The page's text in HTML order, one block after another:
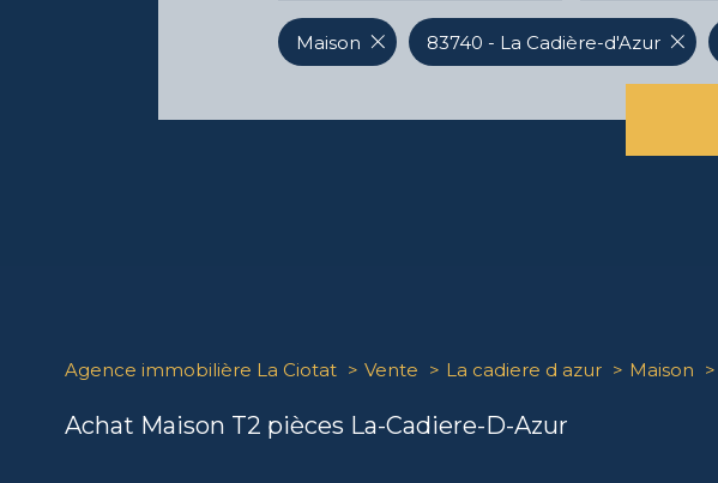
Maison 83740 - La Cadière-d'Azur
Agence immobilière La Ciotat Vente La cadiere d azur Maison
Achat Maison T2 pièces La-Cadiere-D-Azur